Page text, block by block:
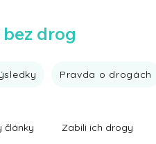
drog
Pravda o drogách
články Zabili ich drogy